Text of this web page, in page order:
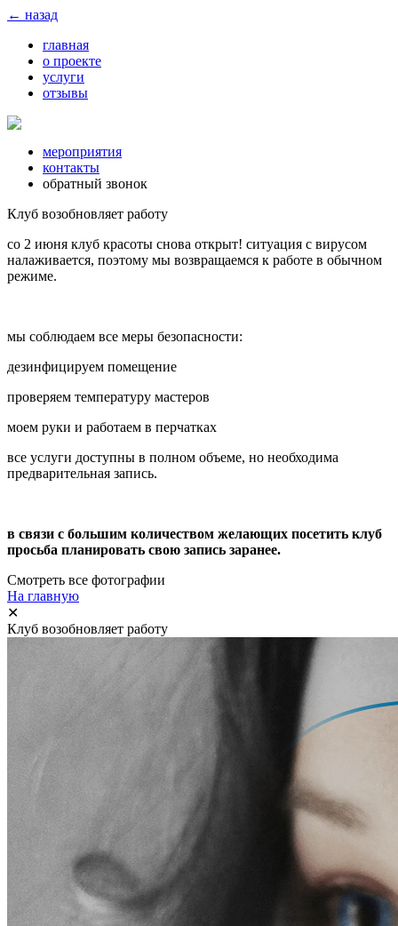
← назад
главная
о проекте
услуги
отзывы
мероприятия
контакты
обратный звонок
Клуб возобновляет работу
со 2 июня клуб красоты снова открыт! ситуация с вирусом
налаживается, поэтому мы возвращаемся к работе в обычном
режиме.
мы соблюдаем все меры безопасности:
дезинфицируем помещение
проверяем температуру мастеров
моем руки и работаем в перчатках
все услуги доступны в полном объеме, но необходима
предварительная запись.
в связи с большим количеством желающих посетить клуб
просьба планировать свою запись заранее.
Смотреть все фотографии
На главную
✕
Клуб возобновляет работу